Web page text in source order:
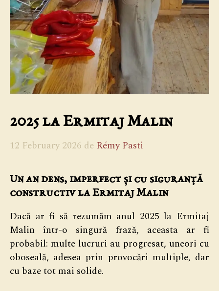
2025 la Ermitaj Malin
12 February 2026 de Rémy Pasti
Un an dens, imperfect și cu siguranță
constructiv la Ermitaj Malin
Dacă ar fi să rezumăm anul 2025 la Ermitaj
Malin într-o singură frază, aceasta ar fi
probabil: multe lucruri au progresat, uneori cu
oboseală, adesea prin provocări multiple, dar
cu baze tot mai solide.